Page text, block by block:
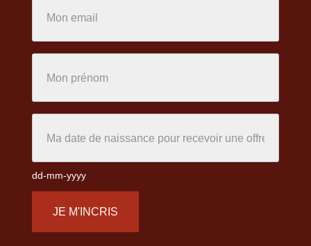
dd-mm-yyyy
JE M'INCRIS